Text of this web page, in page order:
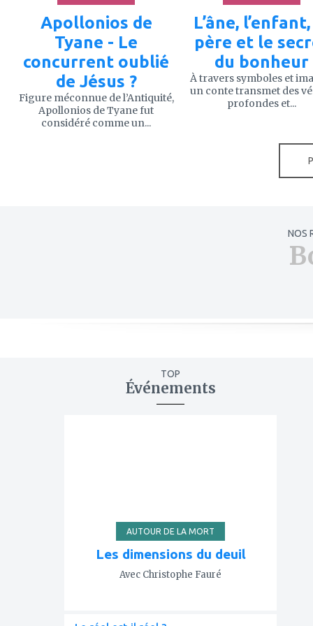
Apollonios de
Tyane - Le
concurrent oublié
de Jésus ?
Figure méconnue de l’Antiquité,
Apollonios de Tyane fut
considéré comme un...
L’âne,
père et le
du bonheur
À travers symboles et
un conte transmet des
profondes et...
NOS
TOP
Événements
AUTOUR DE LA MORT
Les dimensions du deuil
Avec Christophe Fauré